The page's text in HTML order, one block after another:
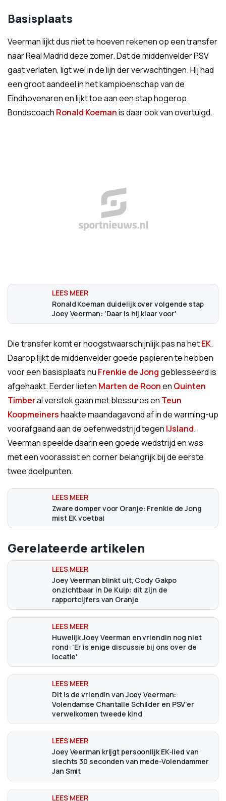
Basisplaats
Veerman lijkt dus niet te hoeven rekenen op een transfer
naar Real Madrid deze zomer. Dat de middenvelder PSV
gaat verlaten, ligt wel in de lijn der verwachtingen. Hij had
een groot aandeel in het kampioenschap van de
Eindhovenaren en lijkt toe aan een stap hogerop.
Bondscoach Ronald Koemanis daar ook van overtuigd.
Ronald Koeman duidelijk over volgende stap
Joey Veerman: 'Daar is hij klaar voor'
Die transfer komt er hoogstwaarschijnlijk pas na hetEK.
Daarop lijkt de middenvelder goede papieren te hebben
voor een basisplaats nu Frenkie de Jonggeblesseerd is
afgehaakt. Eerder lieten Marten de Roonen Quinten
Timberal verstek gaan met blessures en Teun
Koopmeinershaakte maandagavond af in de warming-up
voorafgaand aan de oefenwedstrijd tegen IJsland.
Veerman speelde daarin een goede wedstrijd en was
met een voorassist en corner belangrijk bij de eerste
twee doelpunten.
Zware domper voor Oranje: Frenkie de Jong
mist EK voetbal
Gerelateerde artikelen
Joey Veerman blinkt uit, Cody Gakpo
onzichtbaar in De Kuip: dit zijn de
rapportcijfers van Oranje
Huwelijk Joey Veerman en vriendin nog niet
rond: 'Er is enige discussie bij ons over de
locatie'
Dit is de vriendin van Joey Veerman:
Volendamse Chantalle Schilder en PSV'er
verwelkomen tweede kind
Joey Veerman krijgt persoonlijk EK-lied van
slechts 30 seconden van mede-Volendammer
Jan Smit